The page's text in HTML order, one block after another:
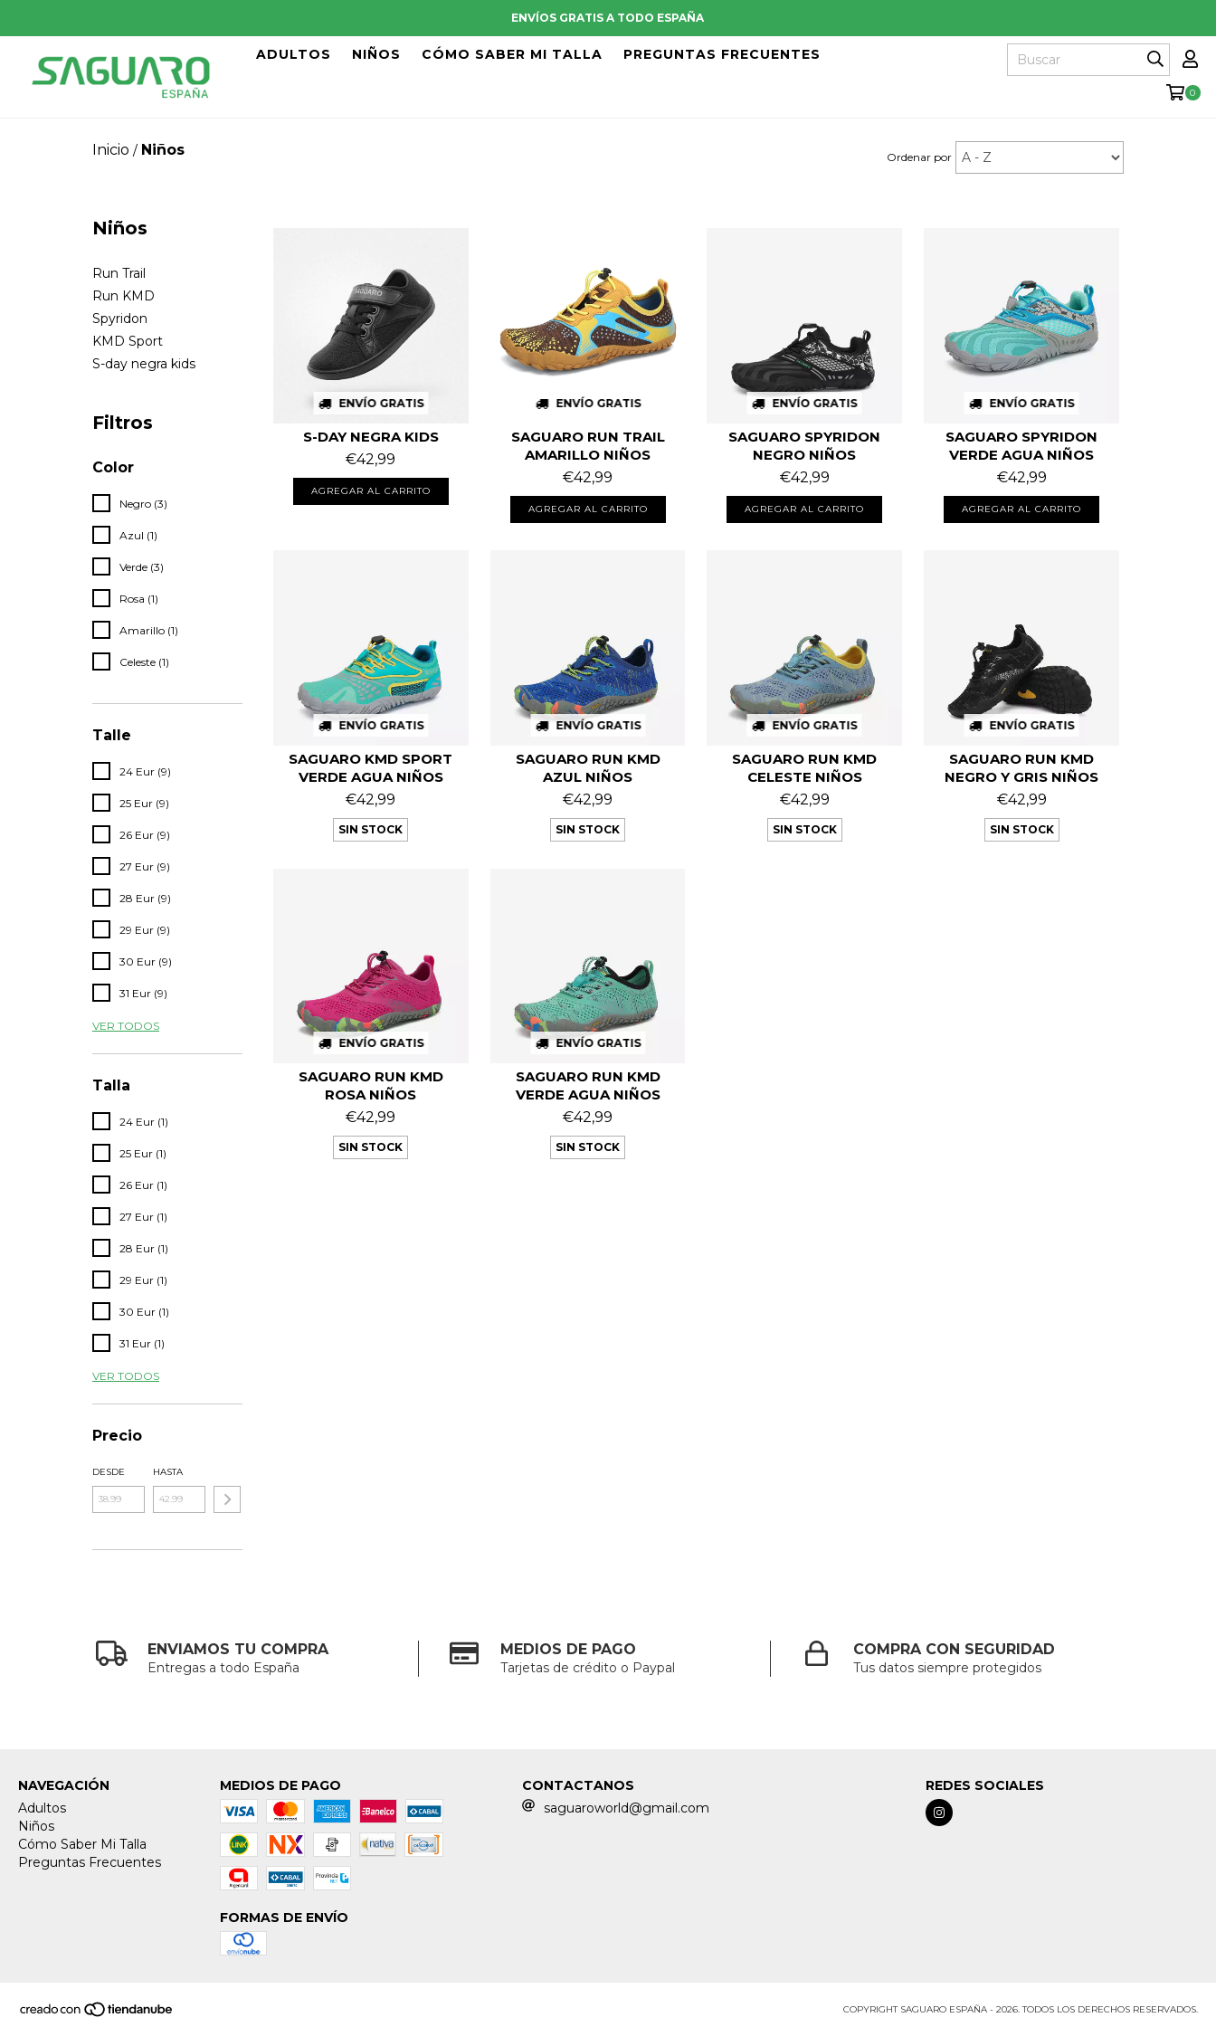
ENVÍOS GRATIS A TODO ESPAÑA
ADULTOS NIÑOS CÓMO SABER MI TALLA PREGUNTAS FRECUENTES
0
Inicio / Niños Ordenar por
Niños
Run Trail
Run KMD
Spyridon
KMD Sport
S-day negra kids
Filtros
Color
Negro (3)
Azul (1)
Verde (3)
Rosa (1)
Amarillo (1)
Celeste (1)
Talle
24 Eur (9)
25 Eur (9)
26 Eur (9)
27 Eur (9)
28 Eur (9)
29 Eur (9)
30 Eur (9)
31 Eur (9)
VER TODOS
Talla
24 Eur (1)
25 Eur (1)
26 Eur (1)
27 Eur (1)
28 Eur (1)
29 Eur (1)
30 Eur (1)
31 Eur (1)
VER TODOS
Precio
DESDE HASTA
ENVÍO GRATIS
S-DAY NEGRA KIDS
€42,99
AGREGAR AL CARRITO
ENVÍO GRATIS
SAGUARO RUN TRAIL
AMARILLO NIÑOS
€42,99
AGREGAR AL CARRITO
ENVÍO GRATIS
SAGUARO SPYRIDON
NEGRO NIÑOS
€42,99
AGREGAR AL CARRITO
ENVÍO GRATIS
SAGUARO SPYRIDON
VERDE AGUA NIÑOS
€42,99
AGREGAR AL CARRITO
ENVÍO GRATIS
SAGUARO KMD SPORT
VERDE AGUA NIÑOS
€42,99
SIN STOCK
ENVÍO GRATIS
SAGUARO RUN KMD
AZUL NIÑOS
€42,99
SIN STOCK
ENVÍO GRATIS
SAGUARO RUN KMD
CELESTE NIÑOS
€42,99
SIN STOCK
ENVÍO GRATIS
SAGUARO RUN KMD
NEGRO Y GRIS NIÑOS
€42,99
SIN STOCK
ENVÍO GRATIS
SAGUARO RUN KMD
ROSA NIÑOS
€42,99
SIN STOCK
ENVÍO GRATIS
SAGUARO RUN KMD
VERDE AGUA NIÑOS
€42,99
SIN STOCK
ENVIAMOS TU COMPRA
Entregas a todo España
MEDIOS DE PAGO
Tarjetas de crédito o Paypal
COMPRA CON SEGURIDAD
Tus datos siempre protegidos
NAVEGACIÓN
Adultos
Niños
Cómo Saber Mi Talla
Preguntas Frecuentes
MEDIOS DE PAGO
FORMAS DE ENVÍO
CONTACTANOS
saguaroworld@gmail.com
REDES SOCIALES
COPYRIGHT SAGUARO ESPAÑA - 2026. TODOS LOS DERECHOS RESERVADOS.